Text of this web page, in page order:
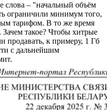
слова – "начальный объём
ограничили минимум того,
тарифом. В то же время
такое? Чтобы хитрые
продавать, к примеру, 1 Гб
с дальнейшим